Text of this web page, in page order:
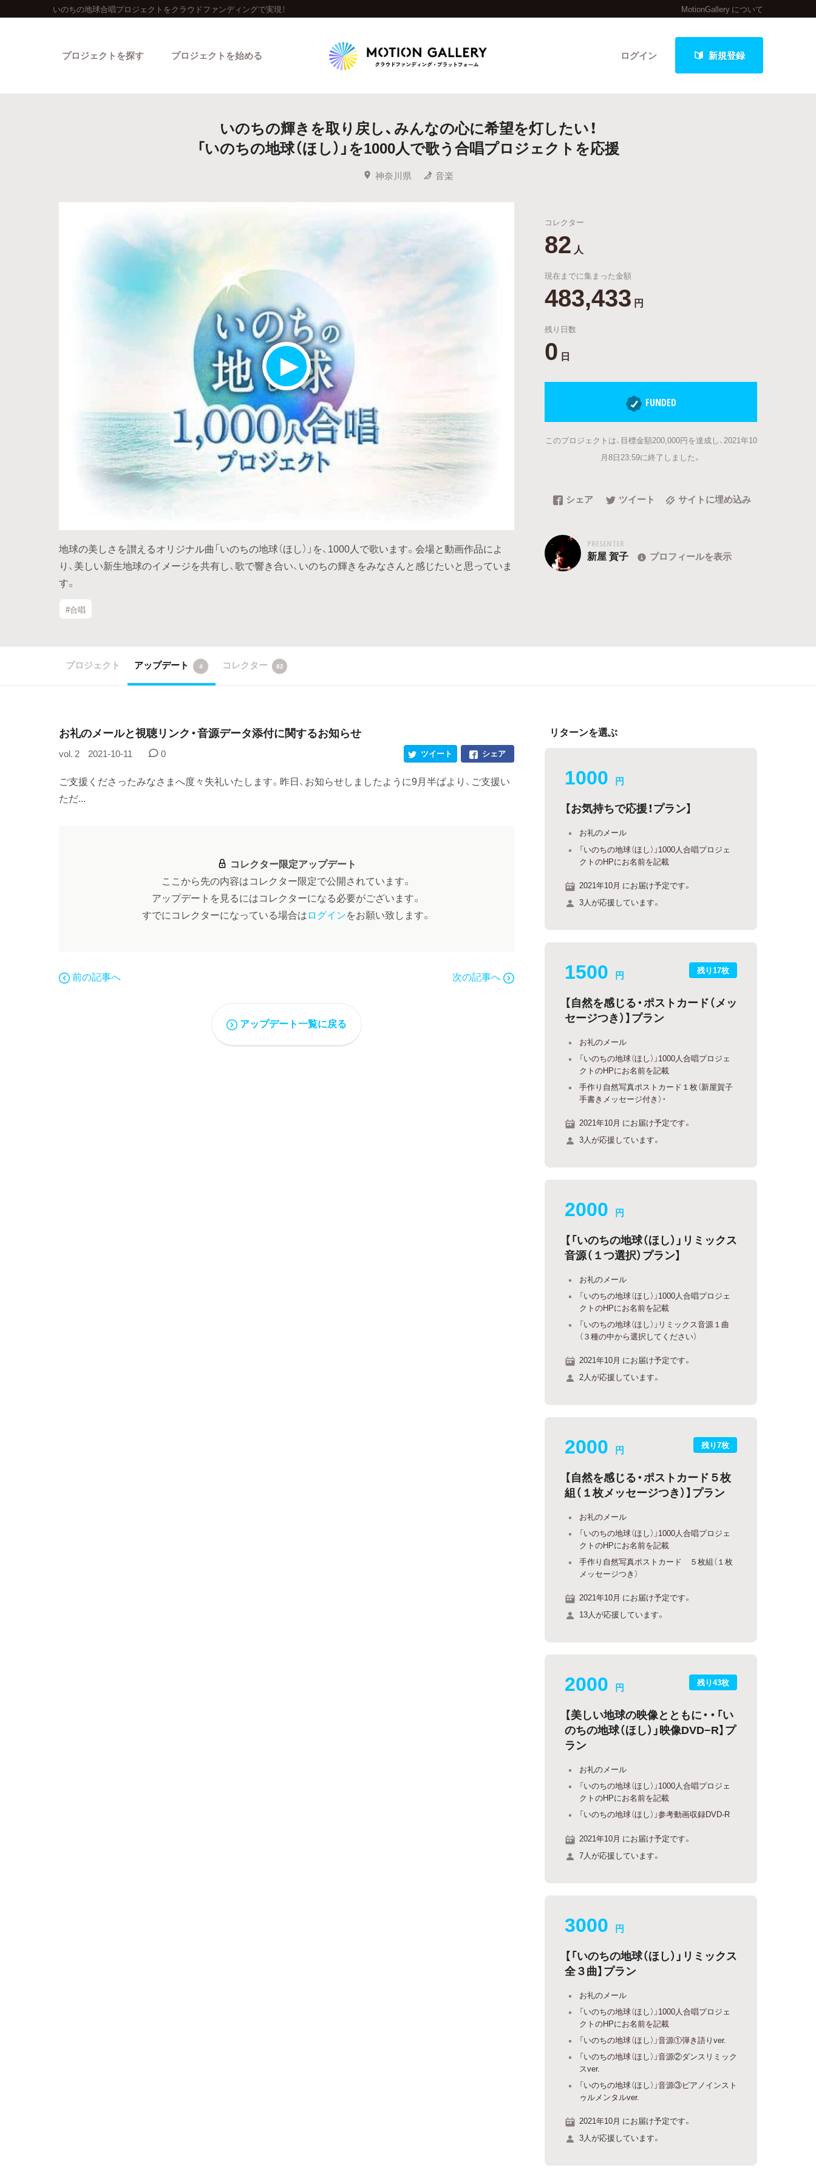
いのちの地球合唱プロジェクトをクラウドファンディングで実現！ MotionGallery について
ログイン 新規登録
プロジェクトを探す
人気のプロジェクト 新着プロジェクト 終了間近のプロジェクト
Feature
Legendary
プロジェクトを始める
いのちの輝きを取り戻し、みんなの心に希望を灯したい！
「いのちの地球（ほし）」を1000人で歌う合唱プロジェクトを応援
神奈川県 音楽
地球の美しさを讃えるオリジナル曲「いのちの地球（ほし）」を、1000人で歌います。会場と動画作品によ
り、美しい新生地球のイメージを共有し、歌で響き合い、いのちの輝きをみなさんと感じたいと思っていま
す。
#合唱
コレクター
82 人
現在までに集まった金額
483,433 円
残り日数
0 日
FUNDED
このプロジェクトは、目標金額200,000円を達成し、2021年10
月8日23:59に終了しました。
シェア ツイート サイトに埋め込み
PRESENTER
新屋 賀子 プロフィールを表示
プロジェクト アップデート 4 コレクター 82
お礼のメールと視聴リンク・音源データ添付に関するお知らせ
vol. 2 2021-10-11 0 シェア
ツイート
ご支援くださったみなさまへ度々失礼いたします。昨日、お知らせしましたように9月半ばより、ご支援い
ただ...
コレクター限定アップデート
ここから先の内容はコレクター限定で公開されています。
アップデートを見るにはコレクターになる必要がございます。
すでにコレクターになっている場合はログインをお願い致します。
前の記事へ 次の記事へ
アップデート一覧に戻る
リターンを選ぶ
1000 円
【お気持ちで応援！プラン】
お礼のメール
「いのちの地球（ほし）」1000人合唱プロジェ
クトのHPにお名前を記載
2021年10月 にお届け予定です。
3人が応援しています。
残り17枚
1500 円
【自然を感じる・ポストカード（メッ
セージつき）】プラン
お礼のメール
「いのちの地球（ほし）」1000人合唱プロジェ
クトのHPにお名前を記載
手作り自然写真ポストカード１枚（新屋賀子
手書きメッセージ付き）・
2021年10月 にお届け予定です。
3人が応援しています。
2000 円
【「いのちの地球（ほし）」リミックス
音源（１つ選択）プラン】
お礼のメール
「いのちの地球（ほし）」1000人合唱プロジェ
クトのHPにお名前を記載
「いのちの地球（ほし）」リミックス音源１曲
（３種の中から選択してください）
2021年10月 にお届け予定です。
2人が応援しています。
残り7枚
2000 円
【自然を感じる・ポストカード５枚
組（１枚メッセージつき）】プラン
お礼のメール
「いのちの地球（ほし）」1000人合唱プロジェ
クトのHPにお名前を記載
手作り自然写真ポストカード ５枚組（１枚
メッセージつき）
2021年10月 にお届け予定です。
13人が応援しています。
残り43枚
2000 円
【美しい地球の映像とともに・・「い
のちの地球（ほし）」映像DVD−R】プ
ラン
お礼のメール
「いのちの地球（ほし）」1000人合唱プロジェ
クトのHPにお名前を記載
「いのちの地球（ほし）」参考動画収録DVD-R
2021年10月 にお届け予定です。
7人が応援しています。
3000 円
【「いのちの地球（ほし）」リミックス
全３曲】プラン
お礼のメール
「いのちの地球（ほし）」1000人合唱プロジェ
クトのHPにお名前を記載
「いのちの地球（ほし）」音源①弾き語りver.
「いのちの地球（ほし）」音源②ダンスリミック
スver.
「いのちの地球（ほし）」音源③ピアノインスト
ゥルメンタルver.
2021年10月 にお届け予定です。
3人が応援しています。